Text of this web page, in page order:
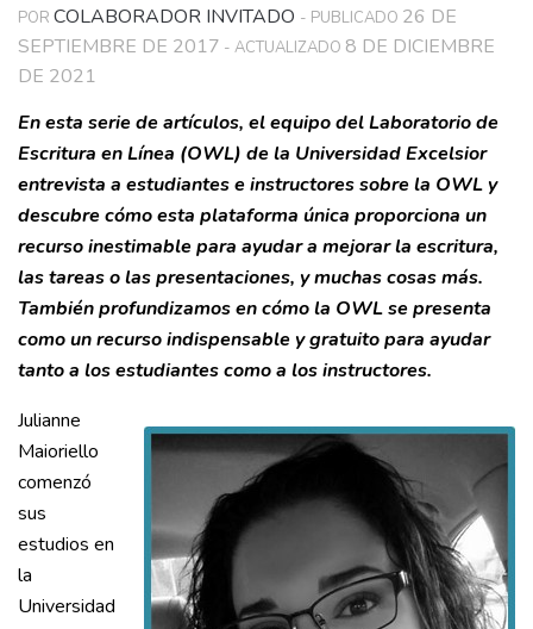
POR COLABORADOR INVITADO - PUBLICADO 26 DE
SEPTIEMBRE DE 2017 - ACTUALIZADO 8 DE DICIEMBRE
DE 2021
En esta serie de artículos, el equipo del Laboratorio de
Escritura en Línea (OWL) de la Universidad Excelsior
entrevista a estudiantes e instructores sobre la OWL y
descubre cómo esta plataforma única proporciona un
recurso inestimable para ayudar a mejorar la escritura,
las tareas o las presentaciones, y muchas cosas más.
También profundizamos en cómo la OWL se presenta
como un recurso indispensable y gratuito para ayudar
tanto a los estudiantes como a los instructores.
Julianne
Maioriello
comenzó
sus
estudios en
la
Universidad